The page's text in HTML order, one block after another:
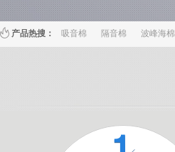
产品热搜： 吸音棉 隔音棉 波峰海棉